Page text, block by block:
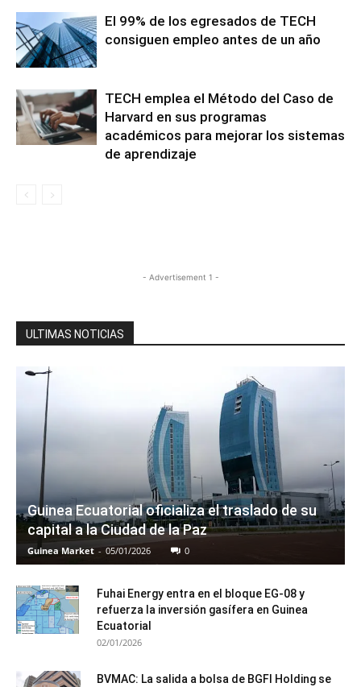
El 99% de los egresados de TECH
consiguen empleo antes de un año
TECH emplea el Método del Caso de
Harvard en sus programas
académicos para mejorar los sistemas
de aprendizaje
- Advertisement 1 -
ULTIMAS NOTICIAS
Guinea Ecuatorial oficializa el traslado de su
capital a la Ciudad de la Paz
Guinea Market - 05/01/2026 0
Fuhai Energy entra en el bloque EG-08 y
refuerza la inversión gasífera en Guinea
Ecuatorial
02/01/2026
BVMAC: La salida a bolsa de BGFI Holding se